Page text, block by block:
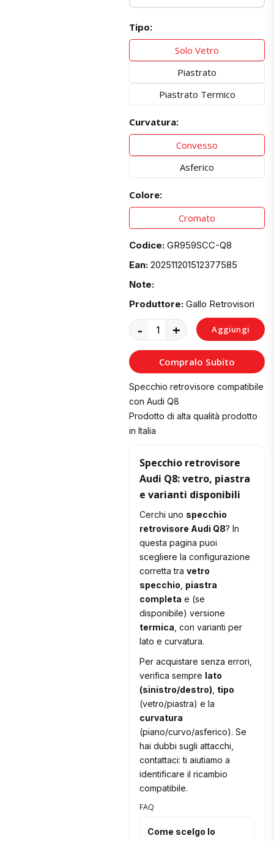
Tipo:
Solo Vetro
Piastrato
Piastrato Termico
Curvatura:
Convesso
Asferico
Colore:
Cromato
Codice: GR959SCC-Q8
Ean: 202511201512377585
Note:
Produttore: Gallo Retrovisori
- + Aggiungi
al
Carrello
Compralo Subito
Specchio retrovisore compatibile
con Audi Q8
Prodotto di alta qualità prodotto
in Italia
Specchio retrovisore
Audi Q8: vetro, piastra
e varianti disponibili
Cerchi uno specchio
retrovisore Audi Q8? In
questa pagina puoi
scegliere la configurazione
corretta travetro
specchio piastra
completa e (se
disponibile) versione
termica , con varianti per
lato e curvatura.
Per acquistare senza errori,
verifica sempre lato
(sinistro/destro) tipo
(vetro/piastra) e la
curvatura
(piano/curvo/asferico). Se
hai dubbi sugli attacchi,
contattaci: ti aiutiamo a
identificare il ricambio
compatibile.
FAQ
Come scelgo lo